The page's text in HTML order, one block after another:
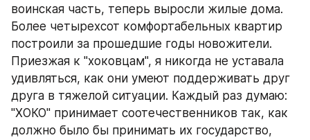
воинская часть, теперь выросли жилые дома.
Более четырехсот комфортабельных квартир
построили за прошедшие годы новожители.
Приезжая к "хоковцам", я никогда не уставала
удивляться, как они умеют поддерживать друг
друга в тяжелой ситуации. Каждый раз думаю:
"ХОКО" принимает соотечественников так, как
должно было бы принимать их государство,